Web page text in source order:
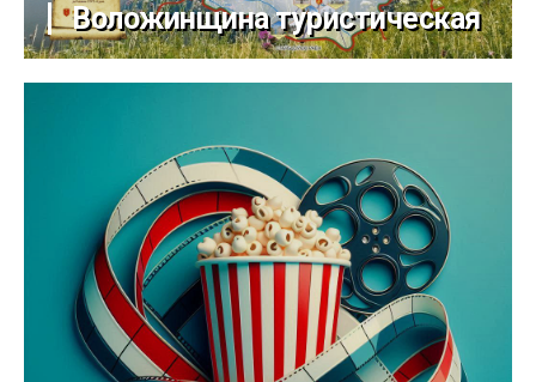
Воложинщина туристическая